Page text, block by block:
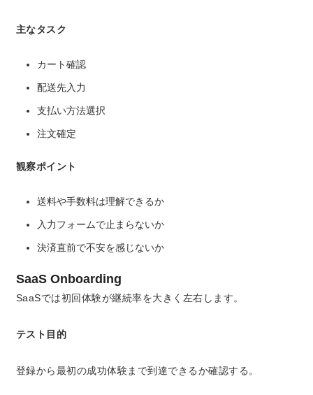
主なタスク
カート確認
配送先入力
支払い方法選択
注文確定
観察ポイント
送料や手数料は理解できるか
入力フォームで止まらないか
決済直前で不安を感じないか
SaaS Onboarding
SaaSでは初回体験が継続率を大きく左右します。
テスト目的
登録から最初の成功体験まで到達できるか確認する。